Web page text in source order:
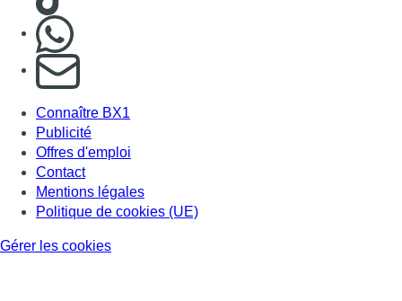
S'abonner à notre newsletter
Connaître BX1
Publicité
Offres d'emploi
Contact
Mentions légales
Politique de cookies (UE)
Gérer les cookies